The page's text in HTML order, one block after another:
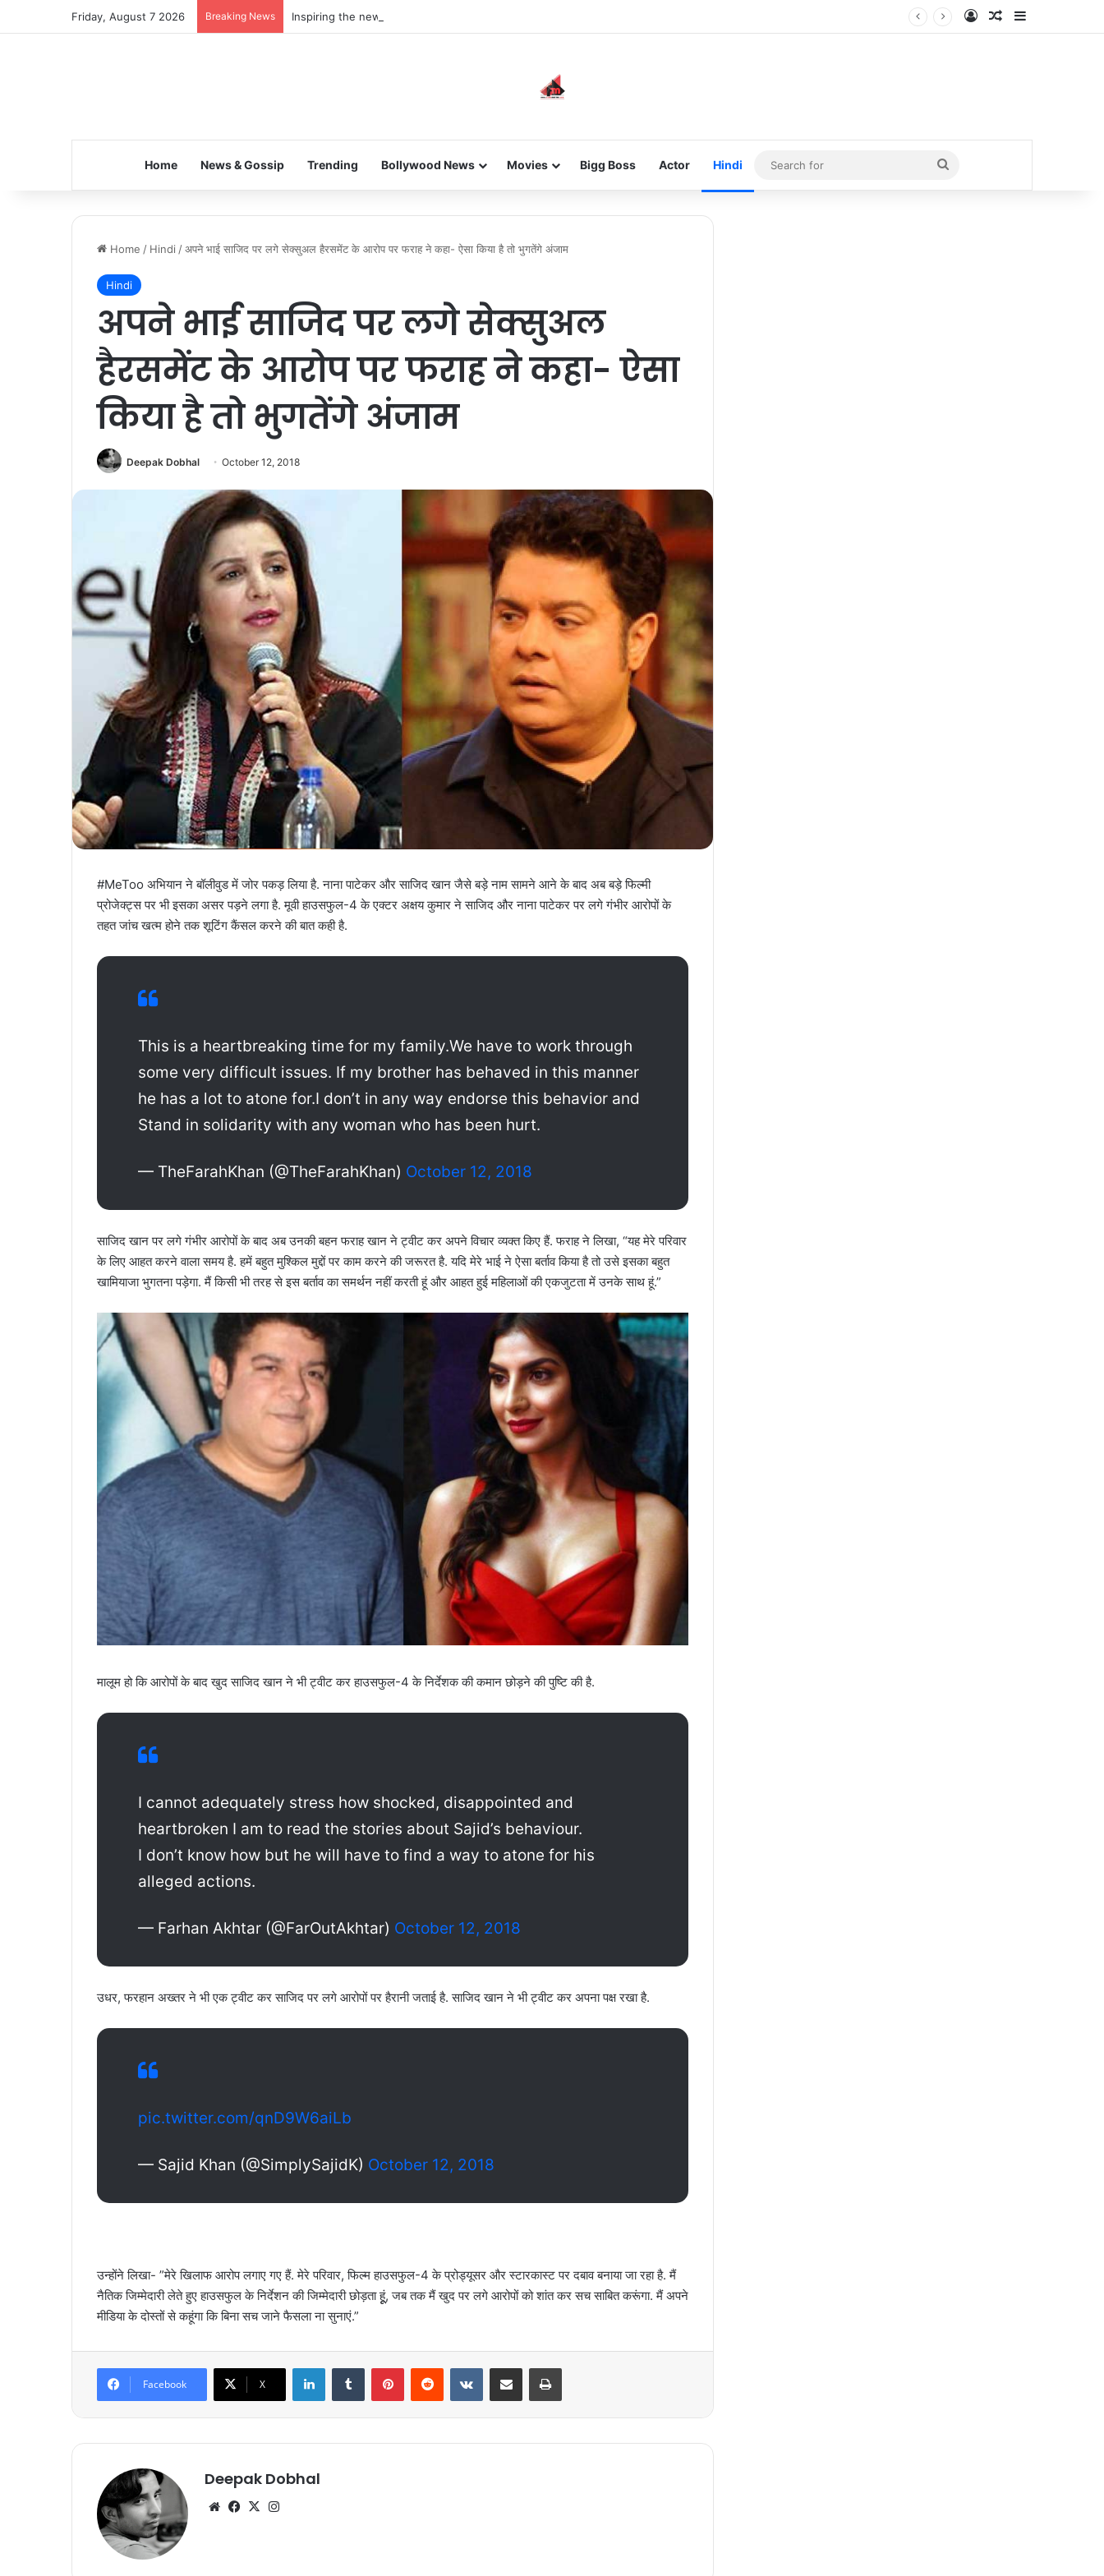
Friday, August 7 2026 Breaking News Inspiring the new-gen with her journey in fashion, meet Jaya Thakur. Log InRandom Article
Home News & Gossip Trending Bollywood News Movies Bigg Boss Actor Hindi
Search
for
Home / Hindi /अपने भाई साजिद पर लगे सेक्सुअल हैरसमेंट के आरोप पर फराह ने कहा- ऐसा किया है तो भुगतेंगे अंजाम
Hindi
अपने भाई साजिद पर लगे सेक्सुअल
हैरसमेंट के आरोप पर फराह ने कहा- ऐसा
किया है तो भुगतेंगे अंजाम
Deepak Dobhal October 12, 2018
#MeToo अभियान ने बॉलीवुड में जोर पकड़ लिया है. नाना पाटेकर और साजिद खान जैसे बड़े नाम सामने आने के बाद अब बड़े फिल्मी
प्रोजेक्ट्स पर भी इसका असर पड़ने लगा है. मूवी हाउसफुल-4 के एक्टर अक्षय कुमार ने साजिद और नाना पाटेकर पर लगे गंभीर आरोपों के
तहत जांच खत्म होने तक शूटिंग कैंसल करने की बात कही है.
This is a heartbreaking time for my family.We have to work through
some very difficult issues. If my brother has behaved in this manner
he has a lot to atone for.I don’t in any way endorse this behavior and
Stand in solidarity with any woman who has been hurt.
— TheFarahKhan (@TheFarahKhan) October 12, 2018
साजिद खान पर लगे गंभीर आरोपों के बाद अब उनकी बहन फराह खान ने ट्वीट कर अपने विचार व्यक्त किए हैं. फराह ने लिखा, “यह मेरे परिवार
के लिए आहत करने वाला समय है. हमें बहुत मुश्किल मुद्दों पर काम करने की जरूरत है. यदि मेरे भाई ने ऐसा बर्ताव किया है तो उसे इसका बहुत
खामियाजा भुगतना पड़ेगा. मैं किसी भी तरह से इस बर्ताव का समर्थन नहीं करती हूं और आहत हुई महिलाओं की एकजुटता में उनके साथ हूं.”
मालूम हो कि आरोपों के बाद खुद साजिद खान ने भी ट्वीट कर हाउसफुल-4 के निर्देशक की कमान छोड़ने की पुष्टि की है.
I cannot adequately stress how shocked, disappointed and
heartbroken I am to read the stories about Sajid’s behaviour.
I don’t know how but he will have to find a way to atone for his
alleged actions.
— Farhan Akhtar (@FarOutAkhtar) October 12, 2018
उधर, फरहान अख्तर ने भी एक ट्वीट कर साजिद पर लगे आरोपों पर हैरानी जताई है. साजिद खान ने भी ट्वीट कर अपना पक्ष रखा है.
pic.twitter.com/qnD9W6aiLb
— Sajid Khan (@SimplySajidK) October 12, 2018
उन्होंने लिखा- ”मेरे खिलाफ आरोप लगाए गए हैं. मेरे परिवार, फिल्म हाउसफुल-4 के प्रोड्यूसर और स्टारकास्ट पर दबाव बनाया जा रहा है. मैं
नैतिक जिम्मेदारी लेते हुए हाउसफुल के निर्देशन की जिम्मेदारी छोड़ता हूूं, जब तक मैं खुद पर लगे आरोपों को शांत कर सच साबित करूंगा. मैं अपने
मीडिया के दोस्तों से कहूंगा कि बिना सच जाने फैसला ना सुनाएं.”
Facebook X
Deepak Dobhal
We Fa
X